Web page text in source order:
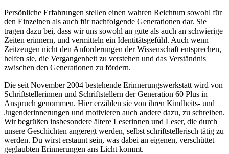
Persönliche Erfahrungen stellen einen wahren Reichtum sowohl für
den Einzelnen als auch für nachfolgende Generationen dar. Sie
tragen dazu bei, dass wir uns sowohl an gute als auch an schwierige
Zeiten erinnern, und vermitteln ein Identitätsgefühl. Auch wenn
Zeitzeugen nicht den Anforderungen der Wissenschaft entsprechen,
helfen sie, die Vergangenheit zu verstehen und das Verständnis
zwischen den Generationen zu fördern.
Die seit November 2004 bestehende Erinnerungswerkstatt wird von
Schriftstellerinnen und Schriftstellern der Generation 60 Plus in
Anspruch genommen. Hier erzählen sie von ihren Kindheits- und
Jugenderinnerungen und motivieren auch andere dazu, zu schreiben.
Wir begrüßen insbesondere ältere Leserinnen und Leser, die durch
unsere Geschichten angeregt werden, selbst schriftstellerisch tätig zu
werden. Du wirst erstaunt sein, was dabei an eigenen, verschüttet
geglaubten Erinnerungen ans Licht kommt.